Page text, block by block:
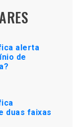
alerta
de
duas faixas